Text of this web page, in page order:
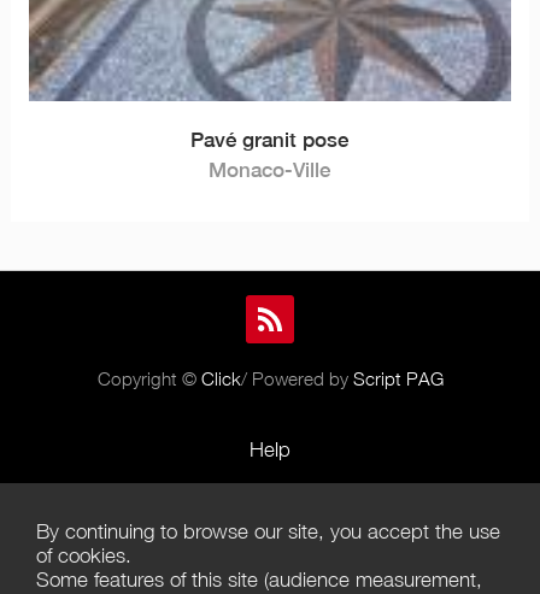
Pavé granit pose
Monaco-Ville
Copyright © Click/ Powered by Script PAG
Help
Terms of Use
By continuing to browse our site, you accept the use
of cookies.
Some features of this site (audience measurement,